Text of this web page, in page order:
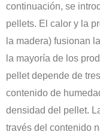
continuación, se
pellets. El calor y la
la madera) fusionan
la mayoría de los
pellet depende de
contenido de
densidad del pellet.
través del contenido